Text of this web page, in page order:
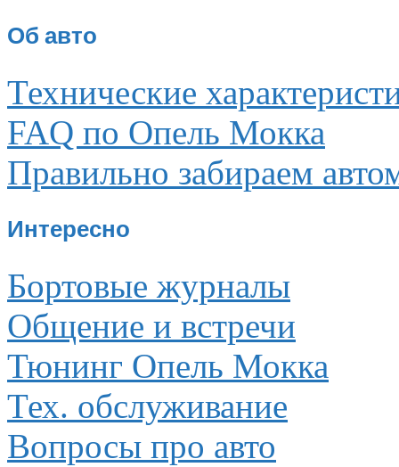
Об авто
Технические
FAQ по Опель Мокка
Правильно забираем
Интересно
Бортовые журналы
Общение и встречи
Тюнинг Опель Мокка
Тех. обслуживание
Вопросы про авто